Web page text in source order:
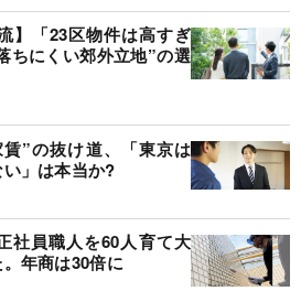
】「23区物件は高すぎ
ちにくい郊外立地”の選
”の抜け道、「東京は
」は本当か?
社員職人を60人育て大
年商は30倍に